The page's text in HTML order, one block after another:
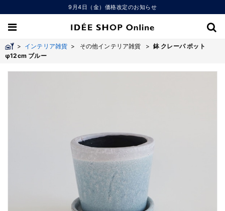
9月4日（金）価格改定のお知らせ
> インテリア雑貨 > その他インテリア雑貨 > 鉢 クレーパ ポット
φ12cm ブルー